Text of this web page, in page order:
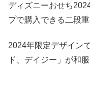
ディズニーおせち
プで購入できる二段重
2024年限定デザイン
ド、デイジー」が和